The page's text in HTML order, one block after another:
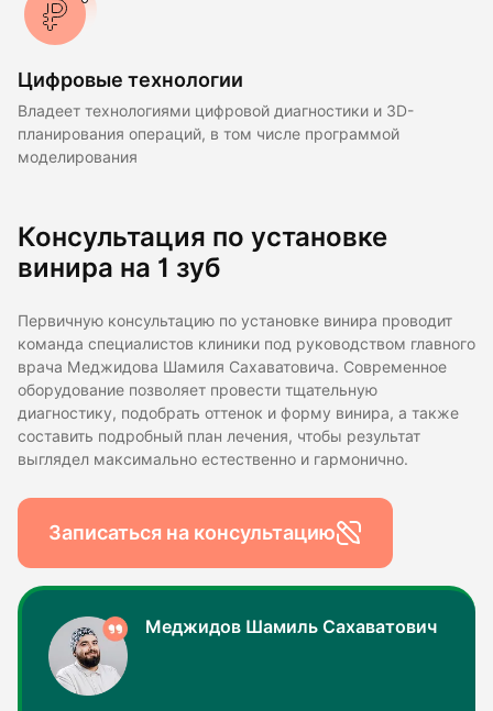
Цифровые технологии
Владеет технологиями цифровой диагностики и 3D-
планирования операций, в том числе программой
моделирования
Консультация по установке
винира на 1 зуб
Первичную консультацию по установке винира проводит
команда специалистов клиники под руководством главного
врача Меджидова Шамиля Сахаватовича. Современное
оборудование позволяет провести тщательную
диагностику, подобрать оттенок и форму винира, а также
составить подробный план лечения, чтобы результат
выглядел максимально естественно и гармонично.
Записаться на консультацию
Меджидов Шамиль Сахаватович